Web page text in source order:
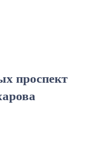
проспект